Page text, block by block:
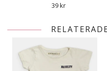
39 kr